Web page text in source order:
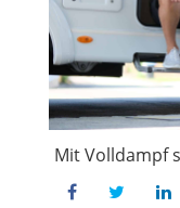
Mit Volldampf